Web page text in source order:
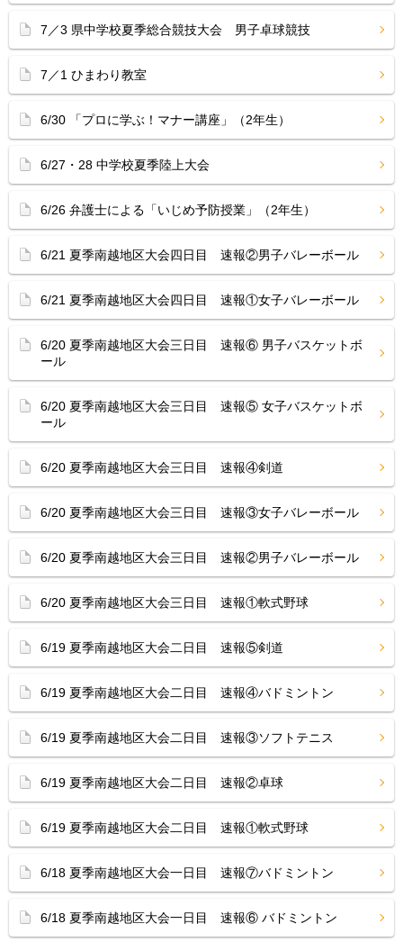
7／3 県中学校夏季総合競技大会 男子卓球競技
7／1 ひまわり教室
6/30 「プロに学ぶ！マナー講座」（2年生）
6/27・28 中学校夏季陸上大会
6/26 弁護士による「いじめ予防授業」（2年生）
6/21 夏季南越地区大会四日目 速報②男子バレーボール
6/21 夏季南越地区大会四日目 速報①女子バレーボール
6/20 夏季南越地区大会三日目 速報⑥ 男子バスケットボ
ール
6/20 夏季南越地区大会三日目 速報⑤ 女子バスケットボ
ール
6/20 夏季南越地区大会三日目 速報④剣道
6/20 夏季南越地区大会三日目 速報③女子バレーボール
6/20 夏季南越地区大会三日目 速報②男子バレーボール
6/20 夏季南越地区大会三日目 速報①軟式野球
6/19 夏季南越地区大会二日目 速報⑤剣道
6/19 夏季南越地区大会二日目 速報④バドミントン
6/19 夏季南越地区大会二日目 速報③ソフトテニス
6/19 夏季南越地区大会二日目 速報②卓球
6/19 夏季南越地区大会二日目 速報①軟式野球
6/18 夏季南越地区大会一日目 速報⑦バドミントン
6/18 夏季南越地区大会一日目 速報⑥ バドミントン